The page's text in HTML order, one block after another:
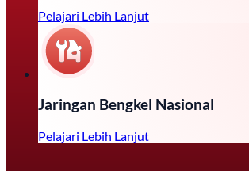
Pelajari Lebih Lanjut
Jaringan Bengkel Nasional
Pelajari Lebih Lanjut